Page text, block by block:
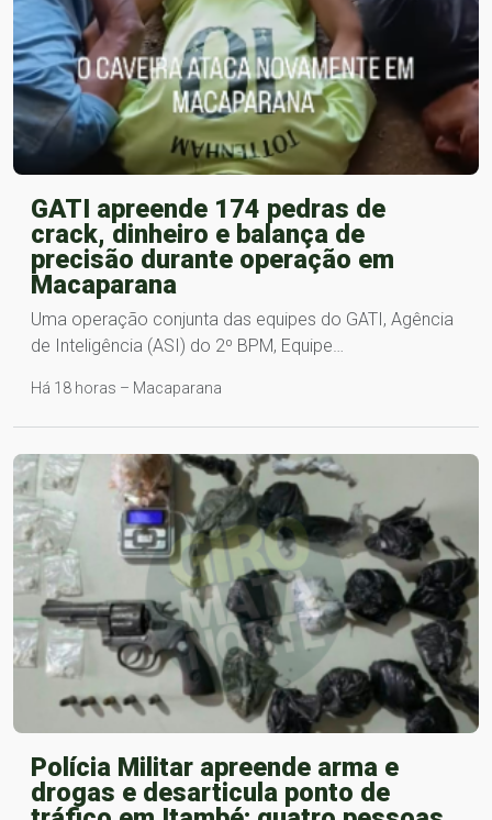
GATI apreende 174 pedras de
crack, dinheiro e balança de
precisão durante operação em
Macaparana
Uma operação conjunta das equipes do GATI, Agência
de Inteligência (ASI) do 2º BPM, Equipe…
Há 18 horas – Macaparana
Polícia Militar apreende arma e
drogas e desarticula ponto de